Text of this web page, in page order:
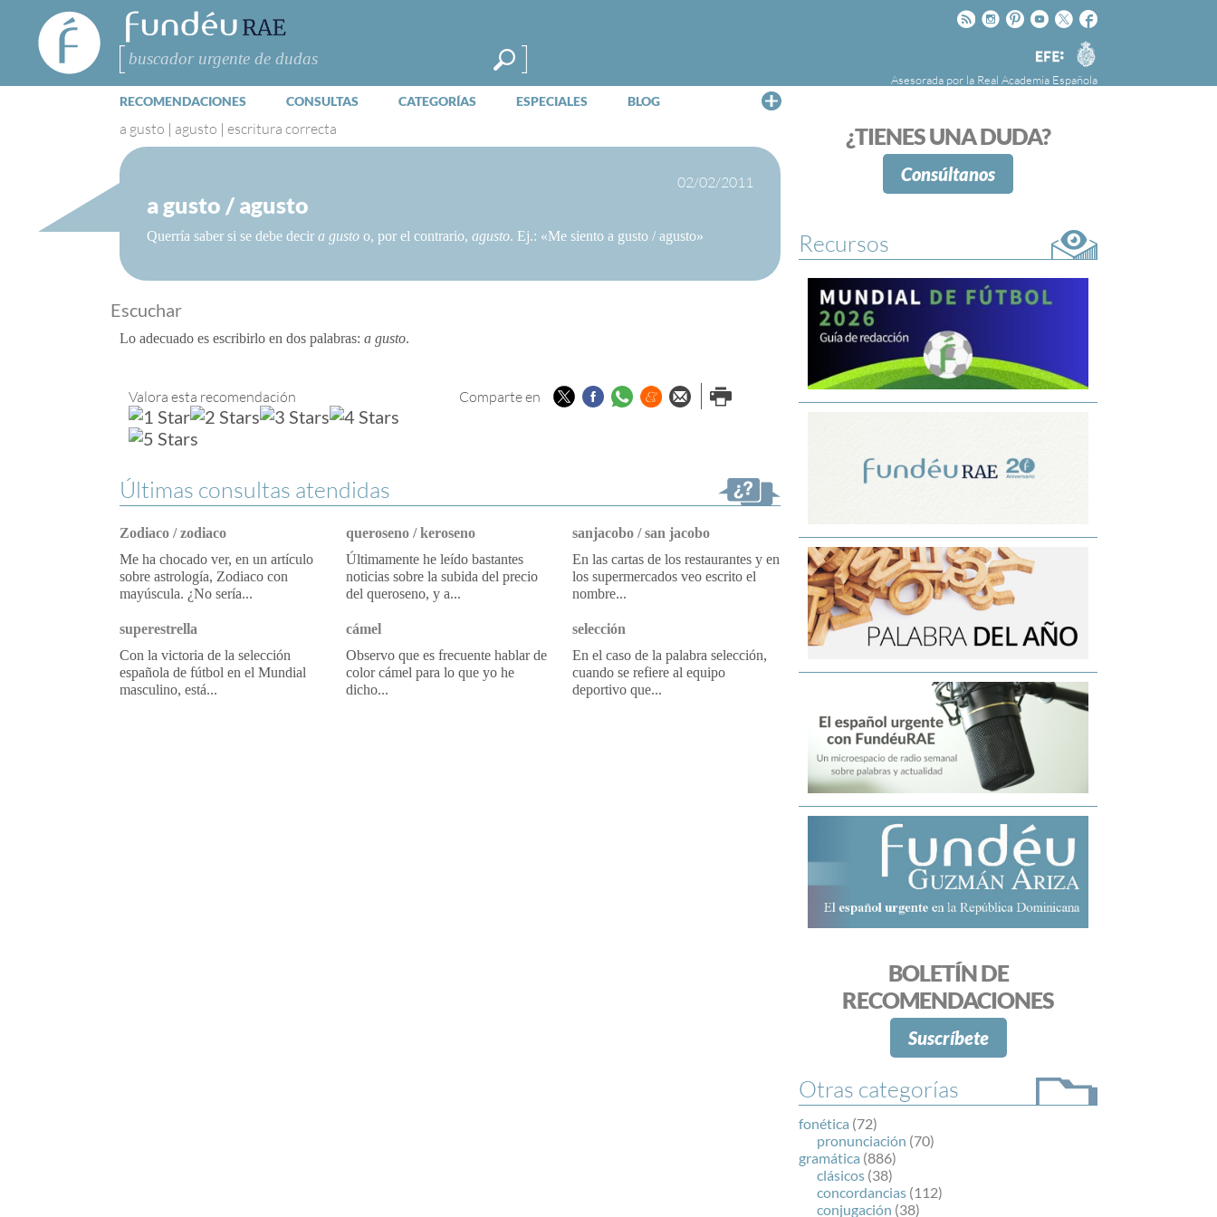
FundéuRAE
- Fundación
del Español
Urgente
Buscar
Facebook
Twitter
Youtube
Pinteres
Instagram
Rss
Agencia
EFE
Asesorada por la Real Academia Española
RECOMENDACIONES CONSULTAS CATEGORÍAS ESPECIALES BLOG
FundéuRAE es una fundación patrocinada por
la Agencia Efe y la Real Academia Española,
cuyo objetivo es colaborar con el buen uso del
¿TIENES UNA DUDA?
Consúltanos
a gusto | agusto | escritura correcta
02/02/2011
a gusto / agusto
Querría saber si se debe decir a gusto o, por el contrario, agusto. Ej.: «Me siento a gusto / agusto»
Escuchar
Lo adecuado es escribirlo en dos palabras: a gusto.
Valora esta recomendación Comparte en TwitterFacebook
Whatsapp
Menéame
Enviar porImprimir
Últimas consultas atendidas
Zodiaco / zodiaco
Me ha chocado ver, en un artículo
sobre astrología, Zodiaco con
mayúscula. ¿No sería...
queroseno / keroseno
Últimamente he leído bastantes
noticias sobre la subida del precio
del queroseno, y a...
sanjacobo / san jacobo
En las cartas de los restaurantes y en
los supermercados veo escrito el
nombre...
superestrella
Con la victoria de la selección
española de fútbol en el Mundial
masculino, está...
cámel
Observo que es frecuente hablar de
color cámel para lo que yo he
dicho...
selección
En el caso de la palabra selección,
cuando se refiere al equipo
deportivo que...
Recursos
BOLETÍN DE
RECOMENDACIONES
Suscríbete
Otras categorías
fonética (72)
pronunciación (70)
gramática (886)
clásicos (38)
concordancias (112)
conjugación (38)